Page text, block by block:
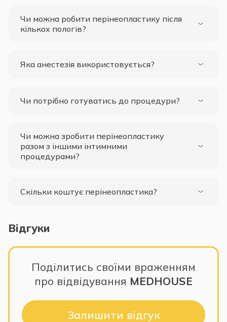
Чи можна робити перінеопластику після
кількох пологів?
Яка анестезія використовується?
Чи потрібно готуватись до процедури?
Чи можна зробити перінеопластику
разом з іншими інтимними
процедурами?
Скільки коштує перінеопластика?
Відгуки
Поділитись своїми враженням
про відвідування MEDHOUSE
Залишити відгук